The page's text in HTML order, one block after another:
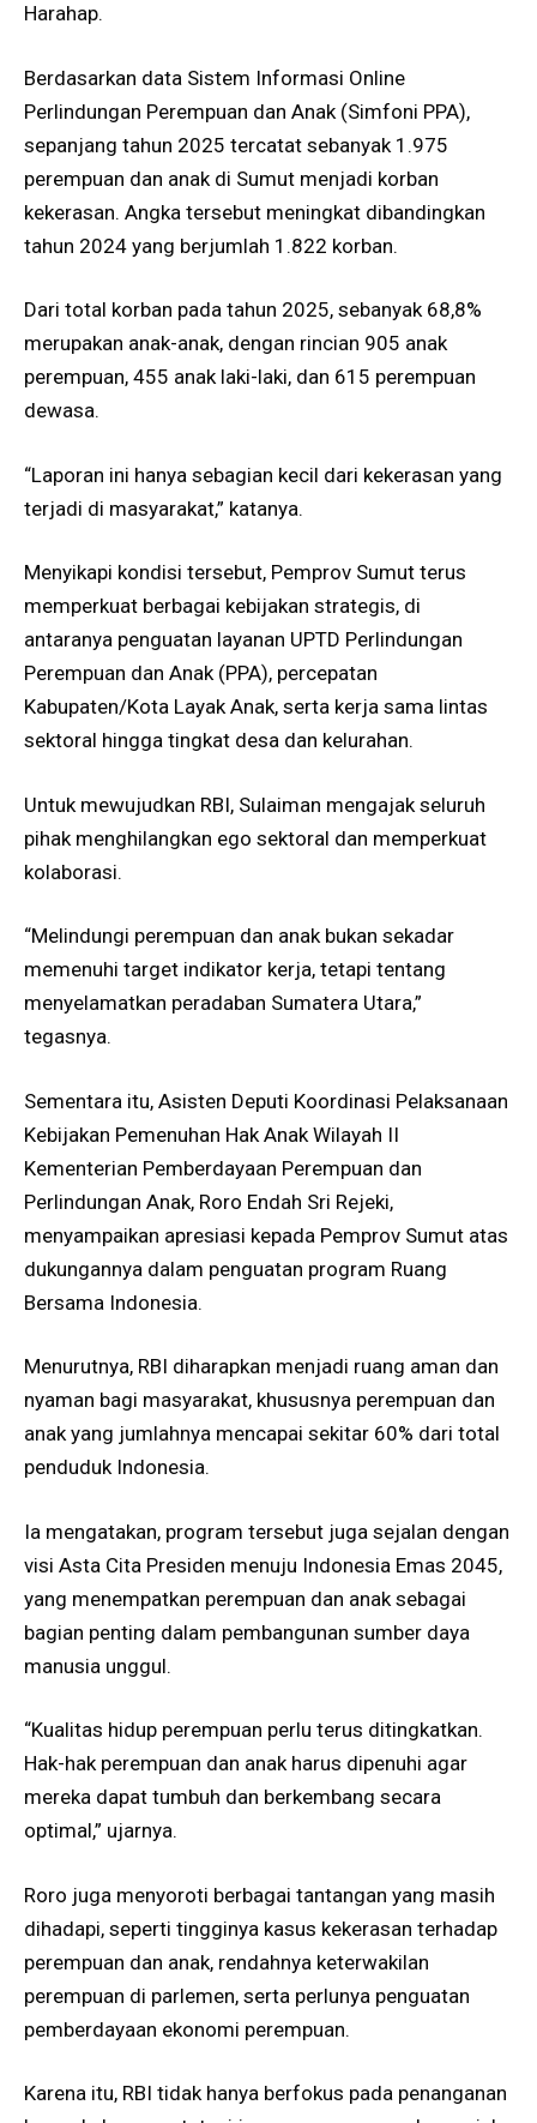
Harahap.
Berdasarkan data Sistem Informasi Online
Perlindungan Perempuan dan Anak (Simfoni PPA),
sepanjang tahun 2025 tercatat sebanyak 1.975
perempuan dan anak di Sumut menjadi korban
kekerasan. Angka tersebut meningkat dibandingkan
tahun 2024 yang berjumlah 1.822 korban.
Dari total korban pada tahun 2025, sebanyak 68,8%
merupakan anak-anak, dengan rincian 905 anak
perempuan, 455 anak laki-laki, dan 615 perempuan
dewasa.
“Laporan ini hanya sebagian kecil dari kekerasan yang
terjadi di masyarakat,” katanya.
Menyikapi kondisi tersebut, Pemprov Sumut terus
memperkuat berbagai kebijakan strategis, di
antaranya penguatan layanan UPTD Perlindungan
Perempuan dan Anak (PPA), percepatan
Kabupaten/Kota Layak Anak, serta kerja sama lintas
sektoral hingga tingkat desa dan kelurahan.
Untuk mewujudkan RBI, Sulaiman mengajak seluruh
pihak menghilangkan ego sektoral dan memperkuat
kolaborasi.
“Melindungi perempuan dan anak bukan sekadar
memenuhi target indikator kerja, tetapi tentang
menyelamatkan peradaban Sumatera Utara,”
tegasnya.
Sementara itu, Asisten Deputi Koordinasi Pelaksanaan
Kebijakan Pemenuhan Hak Anak Wilayah II
Kementerian Pemberdayaan Perempuan dan
Perlindungan Anak, Roro Endah Sri Rejeki,
menyampaikan apresiasi kepada Pemprov Sumut atas
dukungannya dalam penguatan program Ruang
Bersama Indonesia.
Menurutnya, RBI diharapkan menjadi ruang aman dan
nyaman bagi masyarakat, khususnya perempuan dan
anak yang jumlahnya mencapai sekitar 60% dari total
penduduk Indonesia.
Ia mengatakan, program tersebut juga sejalan dengan
visi Asta Cita Presiden menuju Indonesia Emas 2045,
yang menempatkan perempuan dan anak sebagai
bagian penting dalam pembangunan sumber daya
manusia unggul.
“Kualitas hidup perempuan perlu terus ditingkatkan.
Hak-hak perempuan dan anak harus dipenuhi agar
mereka dapat tumbuh dan berkembang secara
optimal,” ujarnya.
Roro juga menyoroti berbagai tantangan yang masih
dihadapi, seperti tingginya kasus kekerasan terhadap
perempuan dan anak, rendahnya keterwakilan
perempuan di parlemen, serta perlunya penguatan
pemberdayaan ekonomi perempuan.
Karena itu, RBI tidak hanya berfokus pada penanganan